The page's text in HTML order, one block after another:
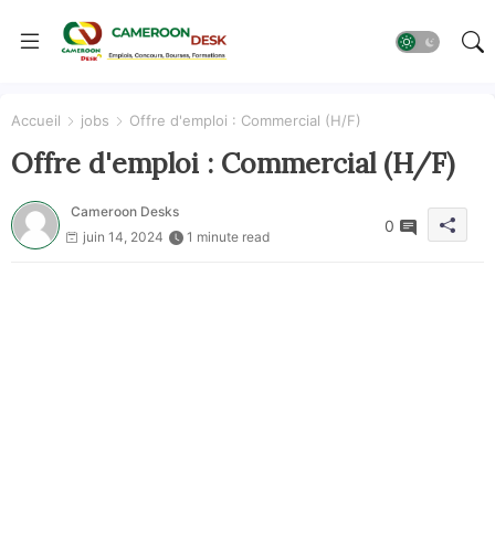
Accueil jobs Offre d'emploi : Commercial (H/F)
Offre d'emploi : Commercial (H/F)
Cameroon Desks
juin 14, 2024
1 minute read
0